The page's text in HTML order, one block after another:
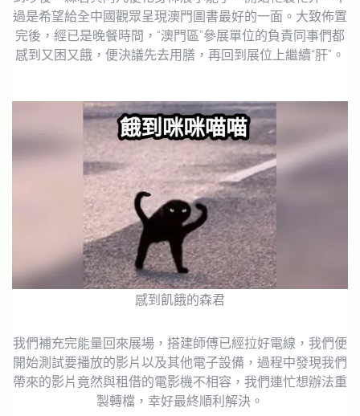
過是希望給全中國觀眾呈現澳門圖書最好的一面。大致佈置
完後，經已是晚餐時間，“澳門區”參展單位的負責同事們都
感到又困又餓，便決議先去用膳，再回到展位上繼續“肝”。
感到飢餓的森君
我們補充完能量回來展場，搭建師傅已經拉好電線，我們便
開始測試要播放的影片以及其他電子設備，過程中發現我們
帶來的影片竟然與租借的電影機不相容，我們連忙想辦法重
製轉檔，幸好最終順利解決。